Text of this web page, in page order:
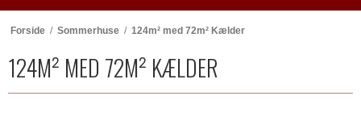
Forside / Sommerhuse / 124m² med 72m² Kælder
124M² MED 72M² KÆLDER